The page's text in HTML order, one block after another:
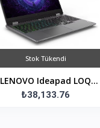
Stok Tükendi
LENOVO Ideapad LOQ
15IAX9 Ci5 12450HX 2,4
₺38,133.76